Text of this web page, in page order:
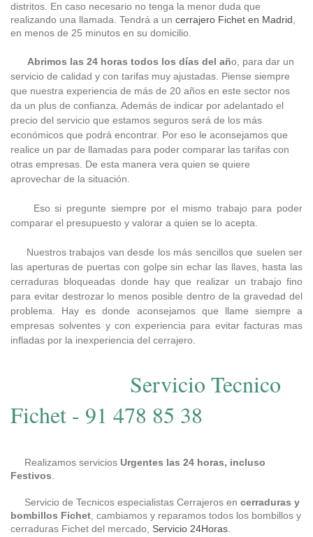
distritos. En caso necesario no tenga la menor duda que
realizando una llamada. Tendrá a un cerrajero Fichet en Madrid,
en menos de 25 minutos en su domicilio.
Abrimos las 24 horas todos los días del año, para dar un
servicio de calidad y con tarifas muy ajustadas. Piense siempre
que nuestra experiencia de más de 20 años en este sector nos
da un plus de confianza. Además de indicar por adelantado el
precio del servicio que estamos seguros será de los más
económicos que podrá encontrar. Por eso le aconsejamos que
realice un par de llamadas para poder comparar las tarifas con
otras empresas. De esta manera vera quien se quiere
aprovechar de la situación.
Eso si pregunte siempre por el mismo trabajo para poder
comparar el presupuesto y valorar a quien se lo acepta.
Nuestros trabajos van desde los más sencillos que suelen ser
las aperturas de puertas con golpe sin echar las llaves, hasta las
cerraduras bloqueadas donde hay que realizar un trabajo fino
para evitar destrozar lo menos posible dentro de la gravedad del
problema. Hay es donde aconsejamos que llame siempre a
empresas solventes y con experiencia para evitar facturas mas
infladas por la inexperiencia del cerrajero.
Servicio Tecnico
Fichet - 91 478 85 38
Realizamos servicios Urgentes las 24 horas, incluso
Festivos
Servicio de Tecnicos especialistas Cerrajeros en cerraduras y
bombillos Fichet , cambiamos y reparamos todos los bombillos y
cerraduras Fichet del mercado, Servicio 24Horas